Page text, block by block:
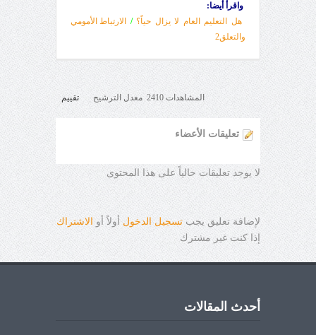
واقرأ أيضا:
هل التعليم العام لا يزال حياً؟ /
الارتباط الأمومي
والتعلق2
المشاهدات 2410 معدل الترشيح تقييم
تعليقات الأعضاء
لا يوجد تعليقات حالياً على هذا المحتوى
لإضافة تعليق يجب تسجيل الدخول أولاً أو
الاشتراك
إذا كنت غير مشترك
أحدث المقالات